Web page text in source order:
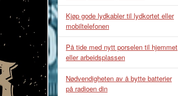
Kjøp gode lydkabler til lydkortet eller
mobiltelefonen
På tide med nytt porselen til hjemmet
eller arbeidsplassen
Nødvendigheten av å bytte batterier
på radioen din